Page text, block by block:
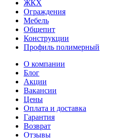
ЖКХ
Ограждения
Мебель
Общепит
Конструкции
Профиль полимерный
О компании
Блог
Акции
Вакансии
Цены
Оплата и доставка
Гарантия
Возврат
Отзывы